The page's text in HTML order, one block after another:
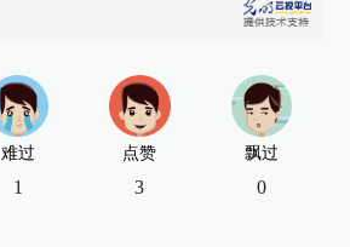
难过
1
点赞
3
飘过
0